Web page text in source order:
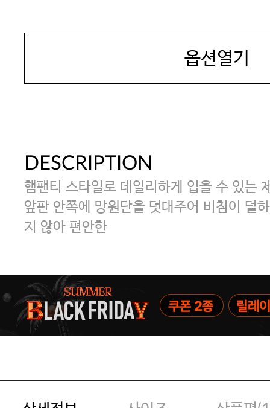
옵션열기
DESCRIPTION
햄팬티 스타일로 데일리하게 입을 수 있는
앞판 안쪽에 망원단을 덧대주어 비침이 덜
지 않아 편안한